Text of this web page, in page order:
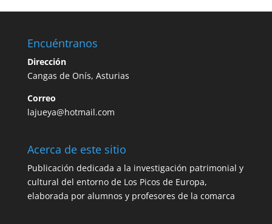
Encuéntranos
Dirección
Cangas de Onís, Asturias
Correo
lajueya@hotmail.com
Acerca de este sitio
Publicación dedicada a la investigación patrimonial y
cultural del entorno de Los Picos de Europa,
elaborada por alumnos y profesores de la comarca